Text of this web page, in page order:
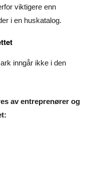
viktigere enn
i en huskatalog.
inngår ikke i den
av entreprenører og